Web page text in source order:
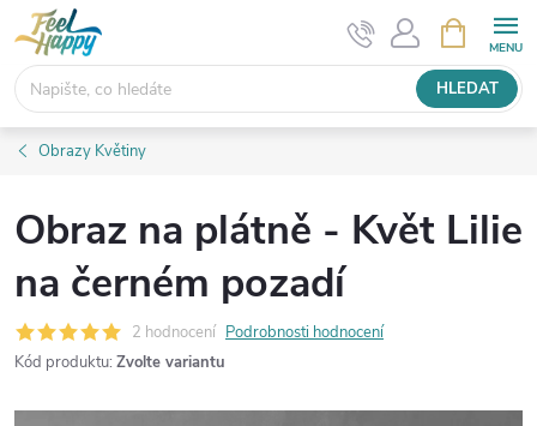
Přejít
na
obsah
HLEDAT
NÁKUPNÍ
KOŠÍK
Obrazy Květiny
Obraz na plátně - Květ Lilie
na černém pozadí
2 hodnocení Podrobnosti hodnocení
Kód produktu: Zvolte variantu